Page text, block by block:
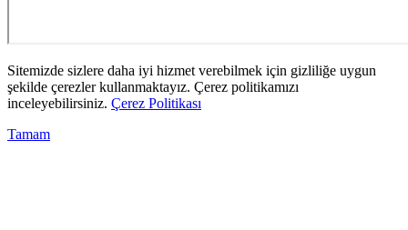
Sitemizde sizlere daha iyi hizmet verebilmek için gizliliğe uygun
şekilde çerezler kullanmaktayız. Çerez politikamızı
inceleyebilirsiniz. Çerez Politikası
Tamam